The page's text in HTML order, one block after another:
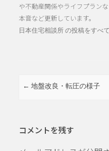
や不動産関係やライフプラン
本音など更新しています。
日本住宅相談所 の投稿をすべ
投稿ナビゲーション
← 地盤改良・転圧の様子
コメントを残す